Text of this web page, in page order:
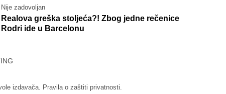
Nije zadovoljan
Realova greška stoljeća?! Zbog jedne rečenice
Rodri ide u Barcelonu
izdavača. Pravila o zaštiti privatnosti.